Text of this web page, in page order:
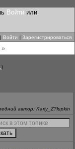
Войти или
| Войти | Зарегистрироваться
)
автор: Kariy_Z?lupkin